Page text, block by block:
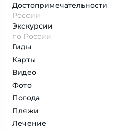
Достопримеча­тельности
России
Экскурсии
по России
Гиды
Карты
Видео
Фото
Погода
Пляжи
Лечение